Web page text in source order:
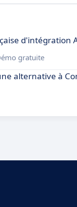
d'intégration
gratuite
alternative à